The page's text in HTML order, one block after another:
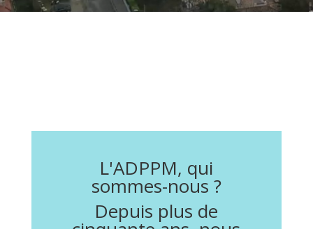
L'ADPPM, qui
sommes-nous ?
Depuis plus de